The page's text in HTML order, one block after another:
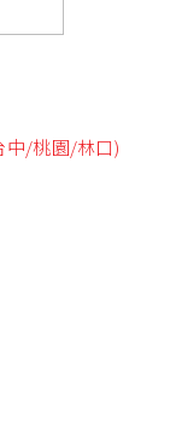
中/桃園/林口)